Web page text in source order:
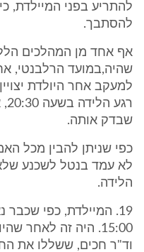
להתריע בפני המיילדת,
להסתבך.
אף אחד מן המהלכים
שהיה,במועד הרלבנטי,
שבדק אותה.
כפי שניתן להבין מכל
לא עמד בנטל לשכנע
הלידה.
19. המיילדת, כפי
15:00. היה זה לאחר
וד"ר חכים, ששללו את